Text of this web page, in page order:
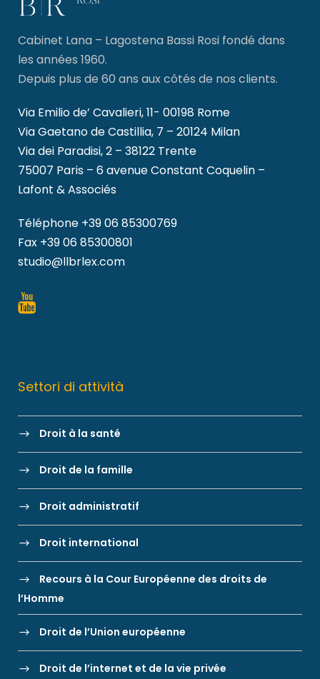
Cabinet Lana – Lagostena Bassi Rosi fondé dans
les années 1960.
Depuis plus de 60 ans aux côtés de nos clients.
Via Emilio de’ Cavalieri, 11- 00198 Rome
Via Gaetano de Castillia, 7 – 20124 Milan
Via dei Paradisi, 2 – 38122 Trente
75007 Paris – 6 avenue Constant Coquelin –
Lafont & Associés
Téléphone +39 06 85300769
Fax +39 06 85300801
studio@llbrlex.com
Settori di attività
Droit à la santé
Droit de la famille
Droit administratif
Droit international
Recours à la Cour Européenne des droits de
l’Homme
Droit de l’Union européenne
Droit de l’internet et de la vie privée